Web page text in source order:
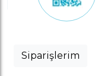
Siparişlerim